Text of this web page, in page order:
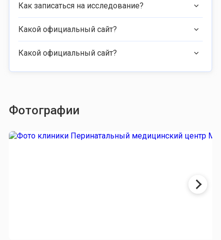
Как записаться на исследование?
Какой официальный сайт?
Какой официальный сайт?
Фотографии